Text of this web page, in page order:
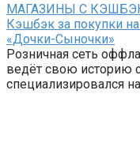
МАГАЗИНЫ С
Кэшбэк за покупки
«Дочки-Сыночки»
Розничная сеть
ведёт свою историю
специализировался на